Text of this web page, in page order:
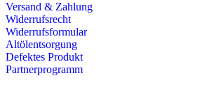
Versand & Zahlung
Widerrufsrecht
Widerrufsformular
Altölentsorgung
Defektes Produkt
Partnerprogramm